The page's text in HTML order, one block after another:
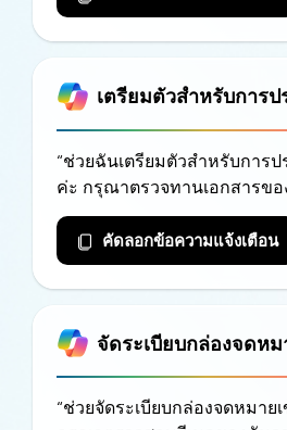
เตรียมตัวสำหรับการป
“ช่วยฉันเตรียมตัวสำหรับการ
ค่ะ กรุณาตรวจทานเอกสารข
คัดลอกข้อความแจ้งเตือน
จัดระเบียบกล่องจดห
“ช่วยจัดระเบียบกล่องจดหมา